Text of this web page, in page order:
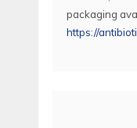
packaging
https://